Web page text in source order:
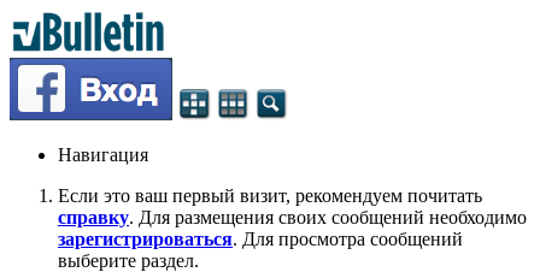
Навигация
Если это ваш первый визит, рекомендуем почитать
справку. Для размещения своих сообщений необходимо
зарегистрироваться. Для просмотра сообщений
выберите раздел.